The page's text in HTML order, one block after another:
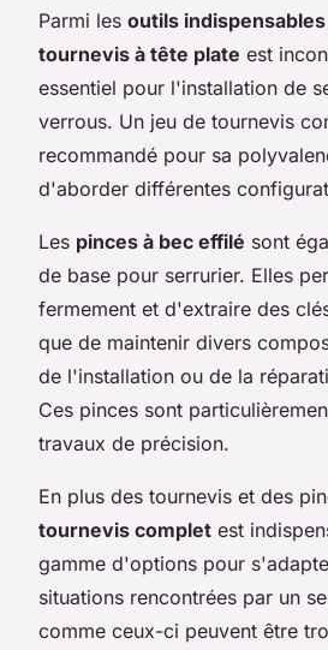
Parmi les outils
tournevis à tête plate est
essentiel pour l'installation de
verrous. Un jeu de tournevis
recommandé pour sa
d'aborder différentes
Les pinces à bec effilé sont
de base pour serrurier. Elles
fermement et d'extraire des
que de maintenir divers
de l'installation ou de la
Ces pinces sont
travaux de précision.
En plus des tournevis et des
tournevis complet est
gamme d'options pour
situations rencontrées par un
comme ceux-ci peuvent être